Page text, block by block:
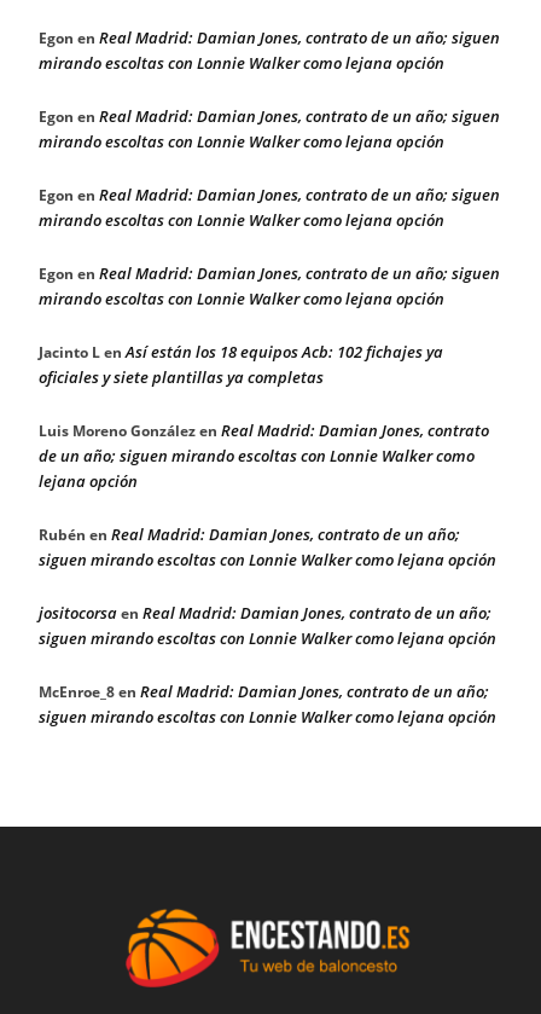
Egon en Real Madrid: Damian Jones, contrato de un año; siguen
mirando escoltas con Lonnie Walker como lejana opción
Egon en Real Madrid: Damian Jones, contrato de un año; siguen
mirando escoltas con Lonnie Walker como lejana opción
Egon en Real Madrid: Damian Jones, contrato de un año; siguen
mirando escoltas con Lonnie Walker como lejana opción
Egon en Real Madrid: Damian Jones, contrato de un año; siguen
mirando escoltas con Lonnie Walker como lejana opción
Jacinto LenAsí están los 18 equipos Acb: 102 fichajes ya
oficiales y siete plantillas ya completas
Luis Moreno Gonzálezen Real Madrid: Damian Jones, contrato
de un año; siguen mirando escoltas con Lonnie Walker como
lejana opción
Rubén en Real Madrid: Damian Jones, contrato de un año;
siguen mirando escoltas con Lonnie Walker como lejana opción
jositocorsaen Real Madrid: Damian Jones, contrato de un año;
siguen mirando escoltas con Lonnie Walker como lejana opción
McEnroe_8en Real Madrid: Damian Jones, contrato de un año;
siguen mirando escoltas con Lonnie Walker como lejana opción